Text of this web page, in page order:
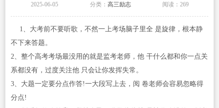
2025-06-05 分类： 高三励志 阅读：269
1、大考前不要听歌，不然一上考场脑子里全 是旋律，根本静
不下来答题。
2、整个高考考场最没用的就是监考老师，他 干什么都和你一点关
系都没有，过度关注他 只会让你发挥失常。
3、大题一定要分点作答!一大段写上去，阅 卷老师会容易忽略得
分点!